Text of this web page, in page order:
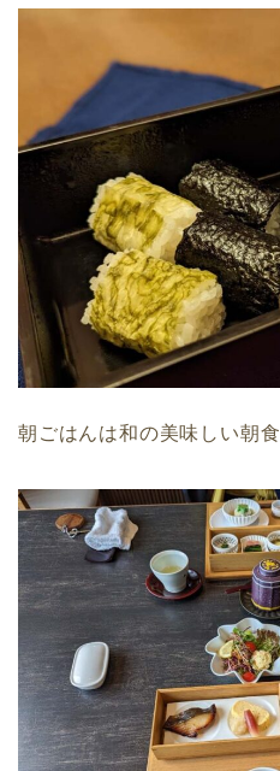
朝ごはんは和の美味しい朝食